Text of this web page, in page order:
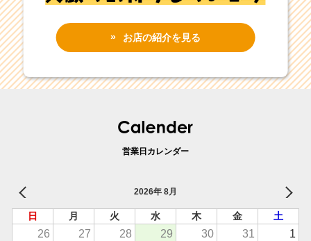
お店の紹介を見る
営業日カレンダー
2026年 8月
日 月 火 水 木 金 土
26 27 28 29 30 31 1